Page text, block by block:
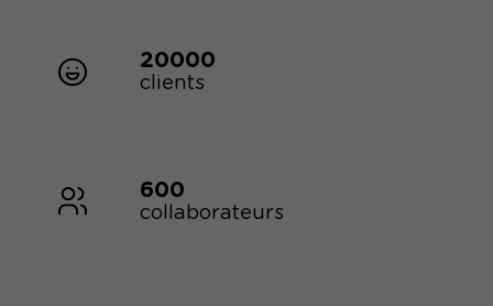
20000
clients
600
collaborateurs